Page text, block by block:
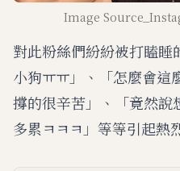
Image
對此粉絲們紛紛被打瞌
小狗ㅠㅠ」、「怎麼會
撐的很辛苦」、「竟然說
多累ㅋㅋㅋ」等等引起熱